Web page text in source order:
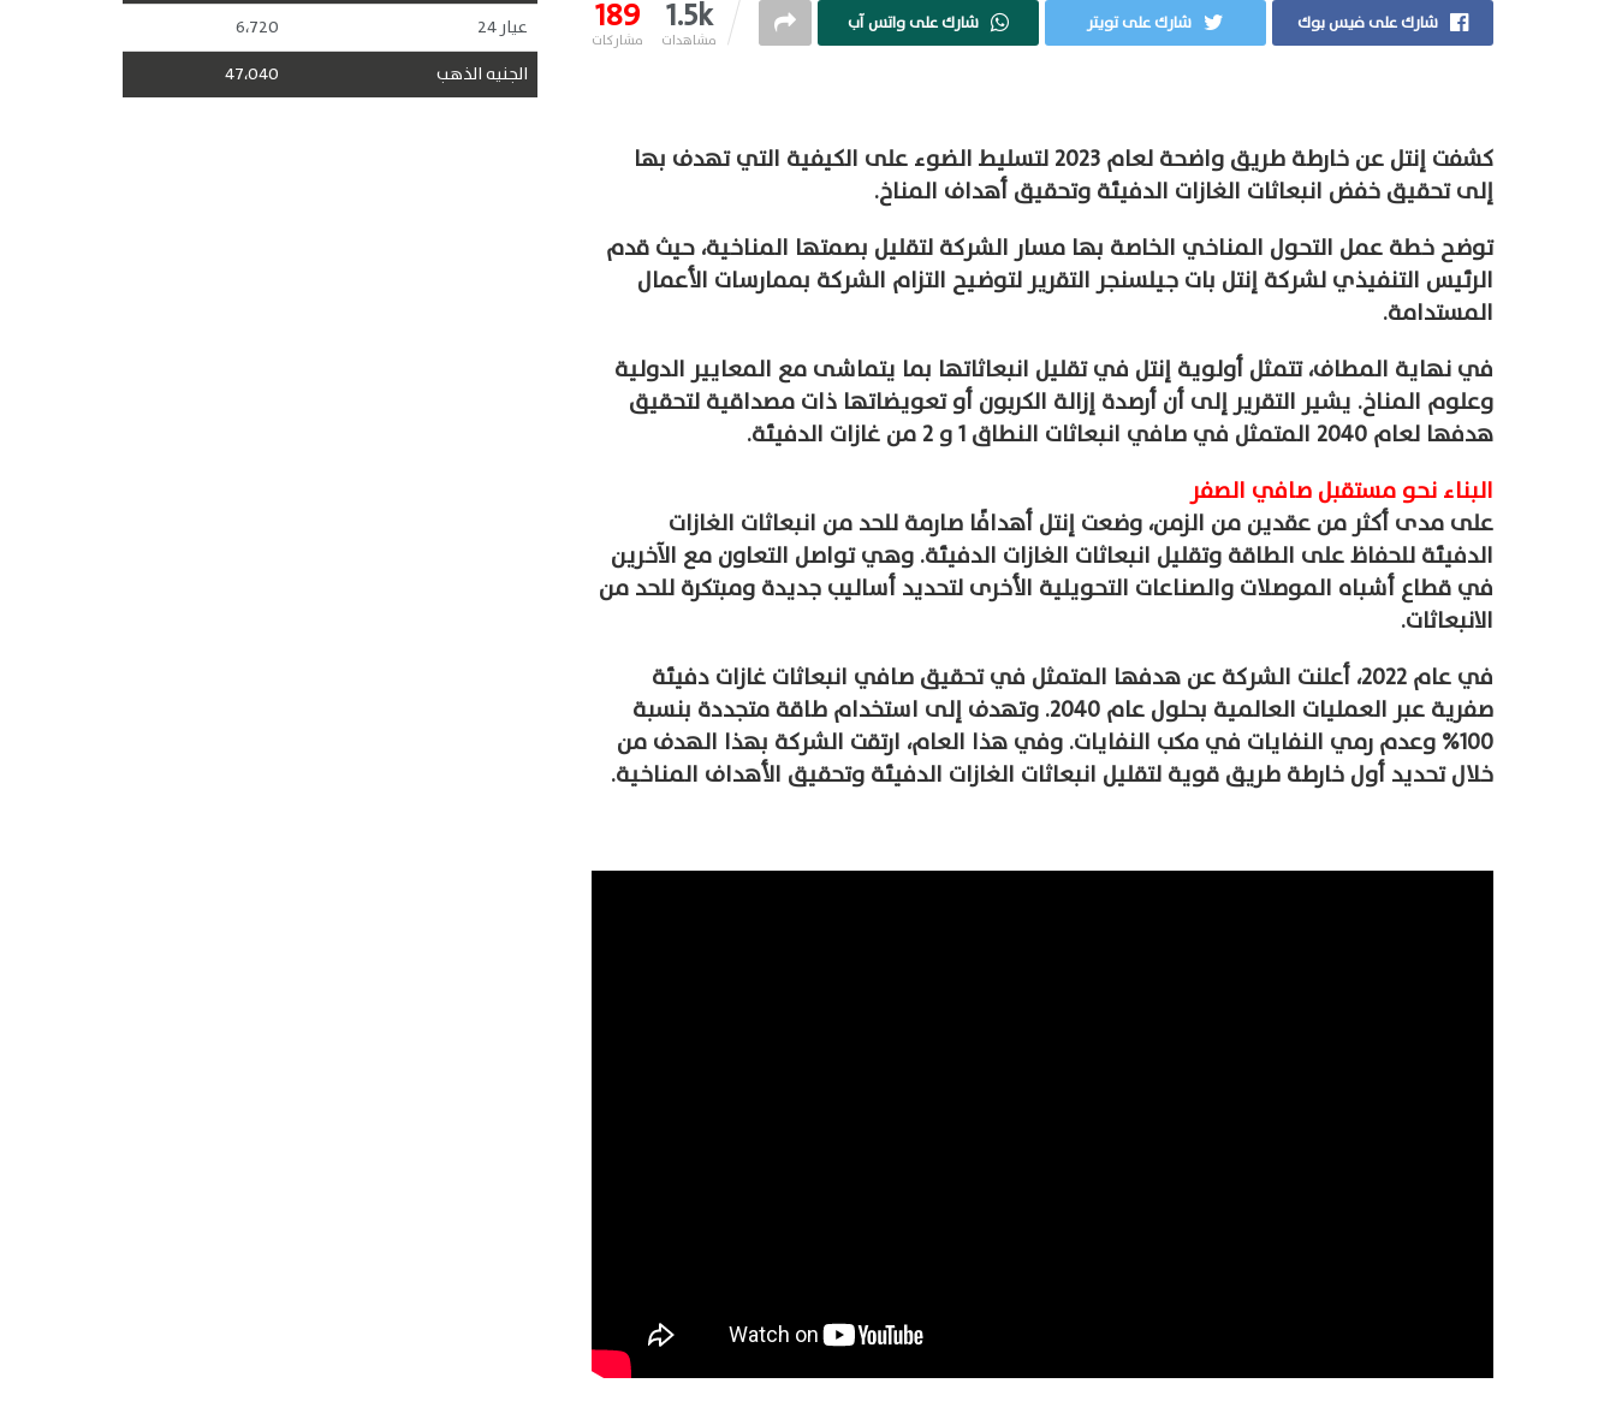
189
مشاركات 1.5k
مشاهدات
شارك على فيس بوك شارك على تويتر شارك على واتس آب
كشفت إنتل عن خارطة طريق واضحة لعام 2023 لتسليط الضوء على الكيفية التي تهدف بها
إلى تحقيق خفض انبعاثات الغازات الدفيئة وتحقيق أهداف المناخ.
توضح خطة عمل التحول المناخي الخاصة بها مسار الشركة لتقليل بصمتها المناخية، حيث قدم
الرئيس التنفيذي لشركة إنتل بات جيلسنجر التقرير لتوضيح التزام الشركة بممارسات الأعمال
المستدامة.
في نهاية المطاف، تتمثل أولوية إنتل في تقليل انبعاثاتها بما يتماشى مع المعايير الدولية
وعلوم المناخ. يشير التقرير إلى أن أرصدة إزالة الكربون أو تعويضاتها ذات مصداقية لتحقيق
هدفها لعام 2040 المتمثل في صافي انبعاثات النطاق 1 و 2 من غازات الدفيئة.
البناء نحو مستقبل صافي الصفر
على مدى أكثر من عقدين من الزمن، وضعت إنتل أهدافًا صارمة للحد من انبعاثات الغازات
الدفيئة للحفاظ على الطاقة وتقليل انبعاثات الغازات الدفيئة. وهي تواصل التعاون مع الآخرين
في قطاع أشباه الموصلات والصناعات التحويلية الأخرى لتحديد أساليب جديدة ومبتكرة للحد من
الانبعاثات.
في عام 2022، أعلنت الشركة عن هدفها المتمثل في تحقيق صافي انبعاثات غازات دفيئة
صفرية عبر العمليات العالمية بحلول عام 2040. وتهدف إلى استخدام طاقة متجددة بنسبة
100% وعدم رمي النفايات في مكب النفايات. وفي هذا العام، ارتقت الشركة بهذا الهدف من
خلال تحديد أول خارطة طريق قوية لتقليل انبعاثات الغازات الدفيئة وتحقيق الأهداف المناخية.
عيار 24
6،720
الجنيه الذهب
47،040